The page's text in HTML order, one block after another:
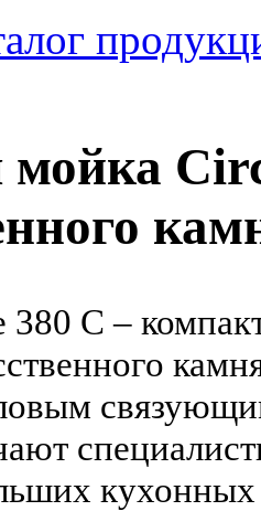
380 C –
кухонных